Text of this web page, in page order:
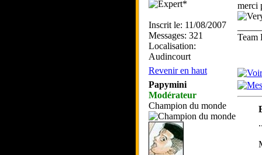
Inscrit le: 11/08/2007
Messages: 321
Localisation:
Audincourt
merci
Team
Revenir en haut
Papymini
Modérateur
Champion du monde